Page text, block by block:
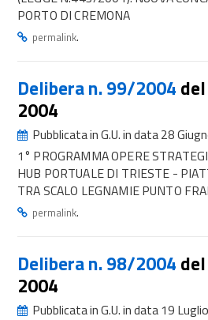
PORTO DI CREMONA
permalink.
Delibera n. 99/2004
2004
Pubblicata in G.U. in data 28
1° PROGRAMMA OPERE
HUB PORTUALE DI TRIESTE -
TRA SCALO LEGNAMIE PUNTO
permalink.
Delibera n. 98/2004
2004
Pubblicata in G.U. in data 19